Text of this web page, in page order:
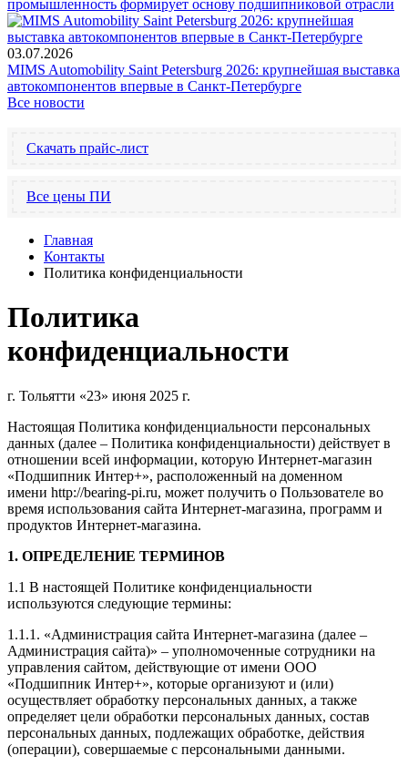
промышленность формирует основу подшипниковой отрасли
03.07.2026
MIMS Automobility Saint Petersburg 2026: крупнейшая выставка
автокомпонентов впервые в Санкт-Петербурге
Все новости
Скачать прайс-лист
Все цены ПИ
Главная
Контакты
Политика конфиденциальности
Политика
конфиденциальности
г. Тольятти «23» июня 2025 г.
Настоящая Политика конфиденциальности персональных
данных (далее – Политика конфиденциальности) действует в
отношении всей информации, которую Интернет-магазин
«Подшипник Интер+», расположенный на доменном
имени http://bearing-pi.ru, может получить о Пользователе во
время использования сайта Интернет-магазина, программ и
продуктов Интернет-магазина.
1. ОПРЕДЕЛЕНИЕ ТЕРМИНОВ
1.1 В настоящей Политике конфиденциальности
используются следующие термины:
1.1.1. «Администрация сайта Интернет-магазина (далее –
Администрация сайта)» – уполномоченные сотрудники на
управления сайтом, действующие от имени ООО
«Подшипник Интер+», которые организуют и (или)
осуществляет обработку персональных данных, а также
определяет цели обработки персональных данных, состав
персональных данных, подлежащих обработке, действия
(операции), совершаемые с персональными данными.